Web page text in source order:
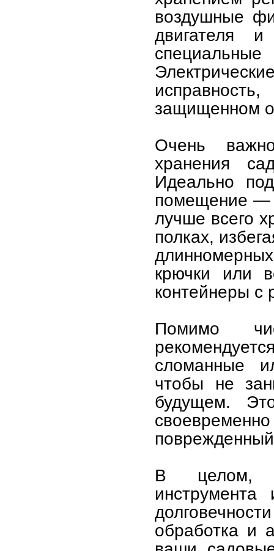
воздушные
двигателя и
защищенном
Очень
хранения
Идеально
помещение —
лучше всего
полках,
крючки или
контейнеры с
Помимо
сломанные
чтобы не
будущем.
В целом,
обработка и